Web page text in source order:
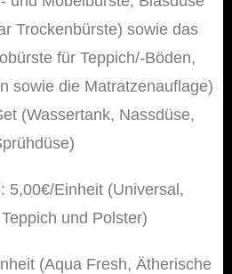
Trockenbürste) sowie das
für Teppich/-Böden,
sowie die Matratzenauflage)
(Wassertank, Nassdüse,
5,00€/Einheit (Universal,
und Polster)
(Aqua Fresh, Ätherische